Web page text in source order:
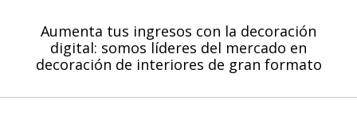
Aumenta tus ingresos con la decoración
digital: somos líderes del mercado en
decoración de interiores de gran formato